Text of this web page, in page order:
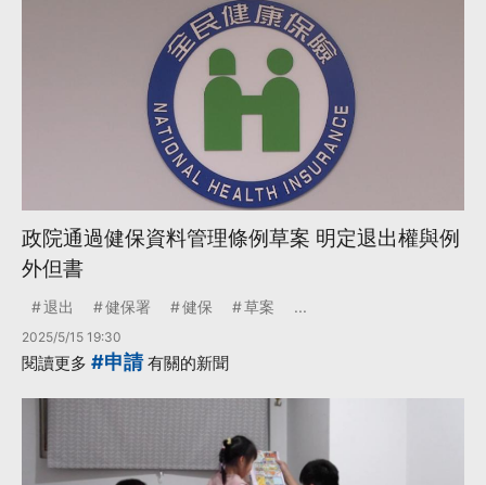
政院通過健保資料管理條例草案 明定退出權與例
外但書
退出 健保署 健保 草案 ...
2025/5/15 19:30
閱讀更多 #申請有關的新聞